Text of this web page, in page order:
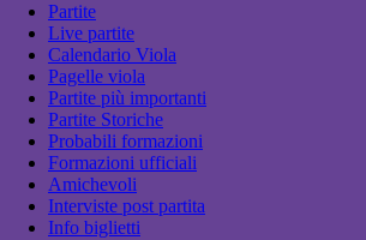
Partite
Live partite
Calendario Viola
Pagelle viola
Partite più importanti
Partite Storiche
Probabili formazioni
Formazioni ufficiali
Amichevoli
Interviste post partita
Info biglietti